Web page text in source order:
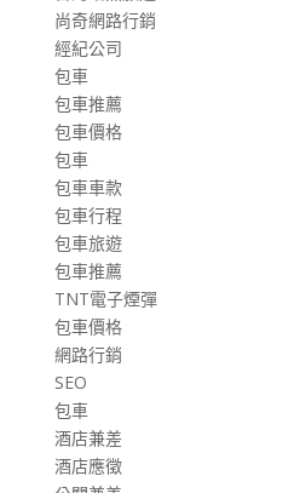
尚奇網路行銷
經紀公司
包車
包車推薦
包車價格
包車
包車車款
包車行程
包車旅遊
包車推薦
TNT電子煙彈
包車價格
網路行銷
SEO
包車
酒店兼差
酒店應徵